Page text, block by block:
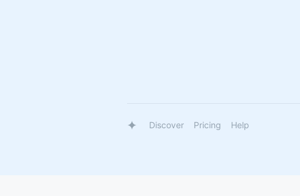
Discover Pricing Help